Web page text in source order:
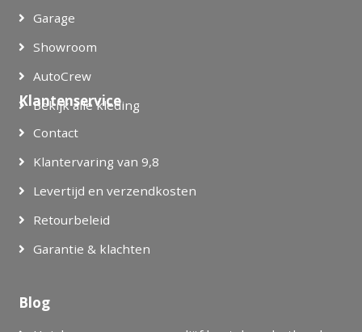
Garage
Showroom
AutoCrew
Bekijk alle kleding
Klantenservice
Contact
Klantervaring van 9,8
Levertijd en verzendkosten
Retourbeleid
Garantie & klachten
Blog